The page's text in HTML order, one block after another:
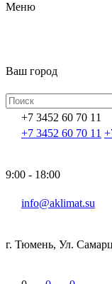
Меню
Ваш город
+7 3452 60 70 11
+7 3452 60 70 11
9:00 - 18:00
info@aklimat.su
г. Тюмень, Ул.